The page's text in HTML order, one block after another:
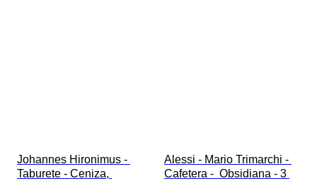
Johannes Hironimus -
Taburete - Ceniza,
Alessi - Mario Trimarchi -
Cafetera -  Obsidiana - 3